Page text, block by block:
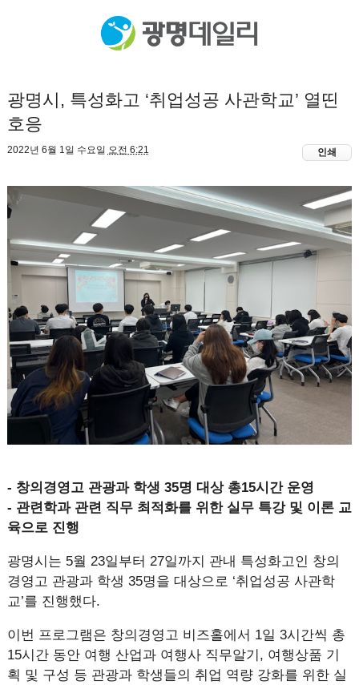
광명시, 특성화고 ‘취업성공 사관학교’ 열띤
호응
2022년 6월 1일 수요일 오전 6:21 인쇄
- 창의경영고 관광과 학생 35명 대상 총15시간 운영
- 관련학과 관련 직무 최적화를 위한 실무 특강 및 이론 교
육으로 진행
광명시는 5월 23일부터 27일까지 관내 특성화고인 창의
경영고 관광과 학생 35명을 대상으로 ‘취업성공 사관학
교’를 진행했다.
이번 프로그램은 창의경영고 비즈홀에서 1일 3시간씩 총
15시간 동안 여행 산업과 여행사 직무알기, 여행상품 기
획 및 구성 등 관광과 학생들의 취업 역량 강화를 위한 실